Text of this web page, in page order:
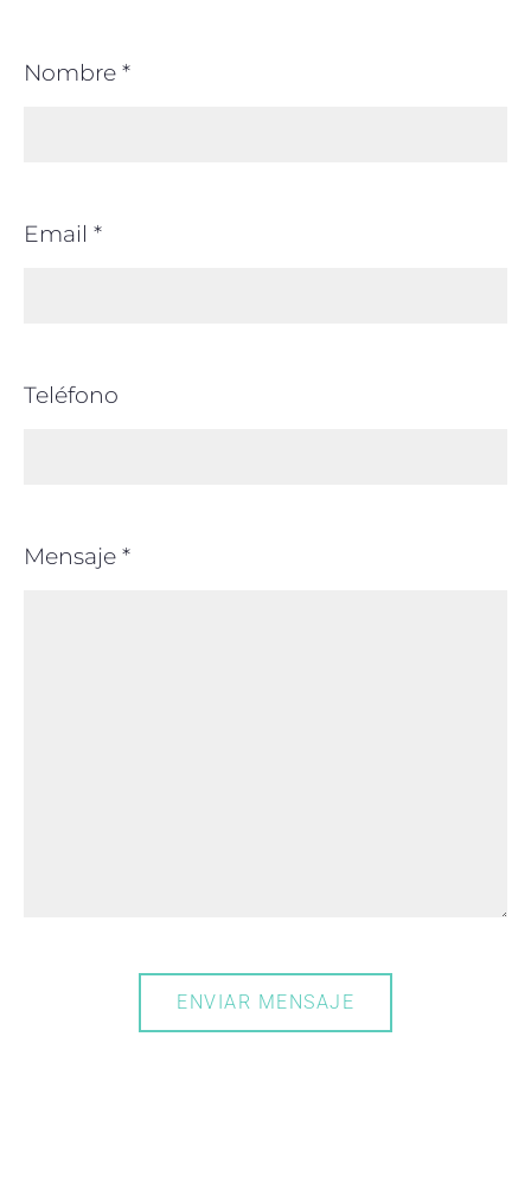
Nombre *
Email *
Teléfono
Mensaje *
ENVIAR MENSAJE